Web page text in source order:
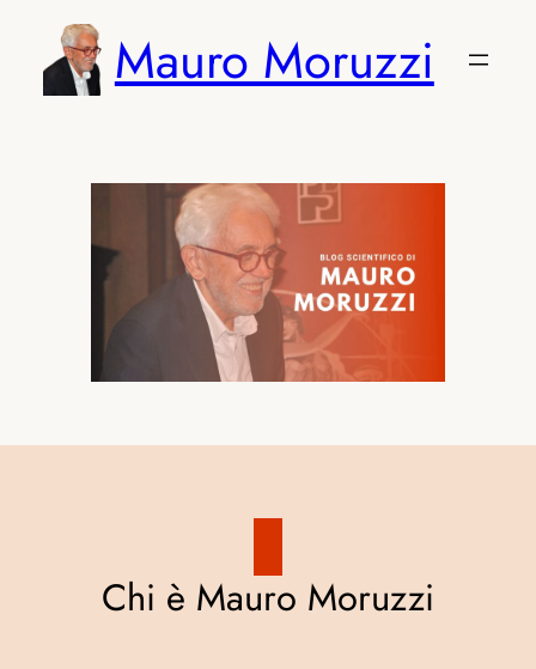
contenuto
Mauro Moruzzi
Chi è Mauro Moruzzi